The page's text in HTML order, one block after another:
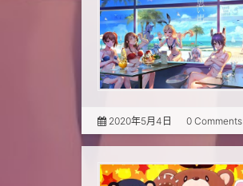
2020年5月4日 0 Comments